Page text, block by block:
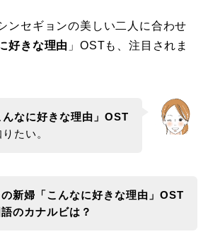
ンセギョンの美しい二人に合わせ
好きな理由 」OSTも、注目されま
なに好きな理由」OST
たい。
新婦「こんなに好きな理由」OST
のカナルビは？